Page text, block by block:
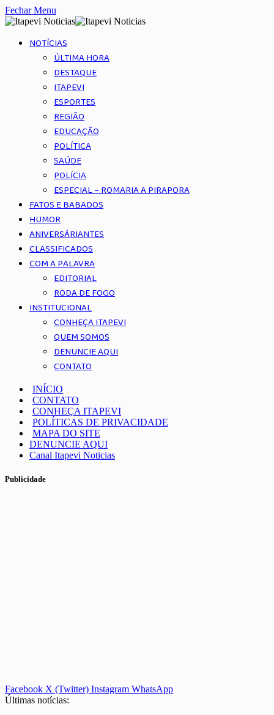
Fechar Menu
NOTÍCIAS
ÚLTIMA HORA
DESTAQUE
ITAPEVI
ESPORTES
REGIÃO
EDUCAÇÃO
POLÍTICA
SAÚDE
POLÍCIA
ESPECIAL – ROMARIA A PIRAPORA
FATOS E BABADOS
HUMOR
ANIVERSÁRIANTES
CLASSIFICADOS
COM A PALAVRA
EDITORIAL
RODA DE FOGO
INSTITUCIONAL
CONHEÇA ITAPEVI
QUEM SOMOS
DENUNCIE AQUI
CONTATO
INÍCIO
CONTATO
CONHEÇA ITAPEVI
POLÍTICAS DE PRIVACIDADE
MAPA DO SITE
DENUNCIE AQUI
Canal Itapevi Noticias
Publicidade
Facebook X (Twitter) Instagram WhatsApp
Últimas notícias: